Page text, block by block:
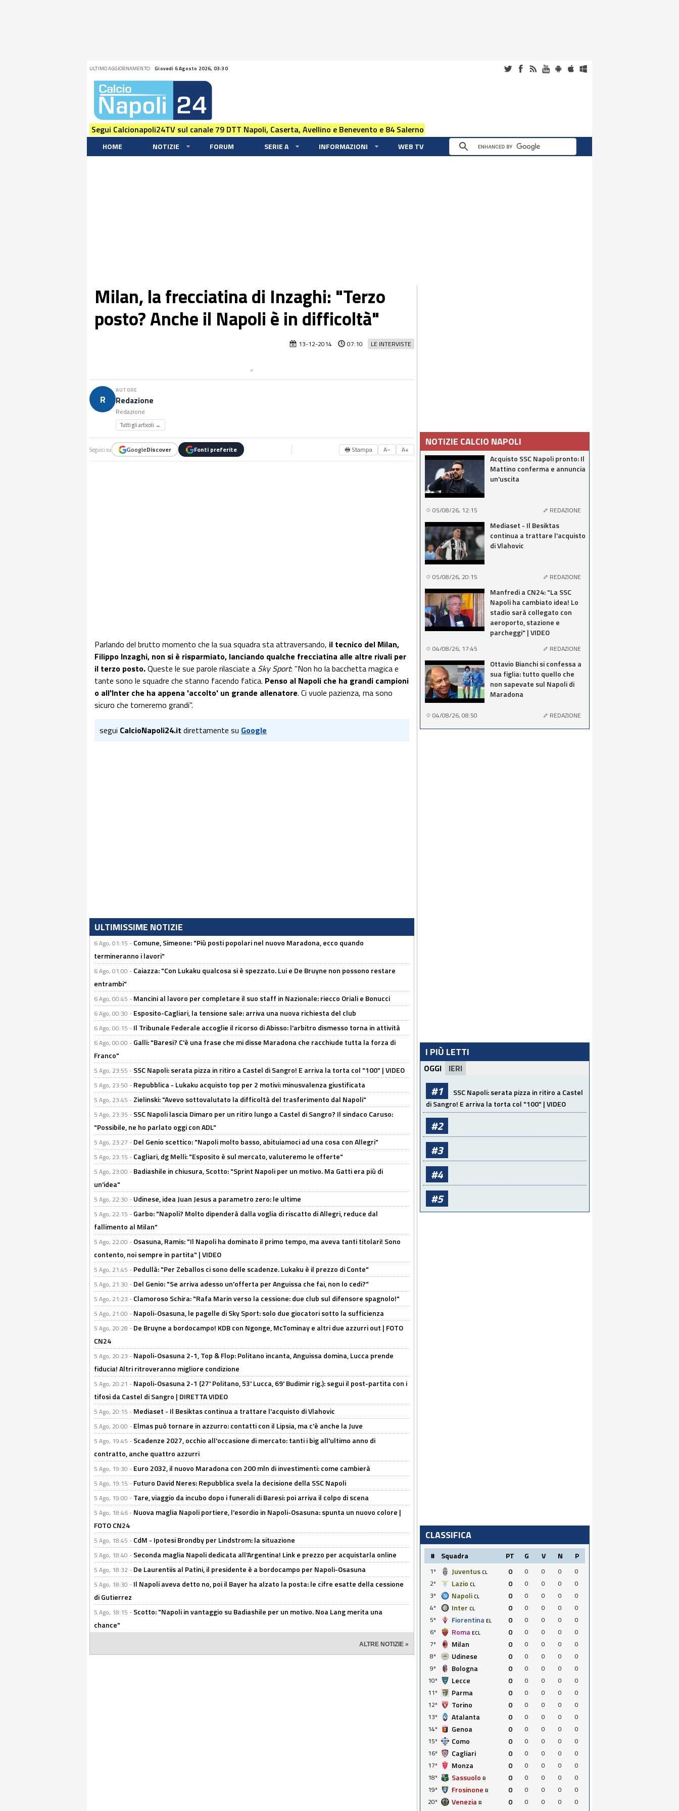
ULTIMO AGGIORNAMENTO: Giovedi 6 Agosto 2026, 03:30
Segui Calcionapoli24TV sul canale 79 DTT Napoli, Caserta, Avellino e Benevento e 84 Salerno
HOME NOTIZIE FORUM SERIE A INFORMAZIONI WEB TV
Milan, la frecciatina di Inzaghi: "Terzo
posto? Anche il Napoli è in difficoltà"
LE INTERVISTE
13-12-2014 07:10
R
AUTORE
Redazione
Redazione
Tutti gli articoli →
Seguici su GoogleDiscover Fonti preferite 🖶 Stampa A− A+
Parlando del brutto momento che la sua squadra sta attraversando, il tecnico del Milan,
Filippo Inzaghi, non si è risparmiato, lanciando qualche frecciatina alle altre rivali per
il terzo posto.Queste le sue parole rilasciate a Sky Sport: "Non ho la bacchetta magica e
tante sono le squadre che stanno facendo fatica. Penso al Napoli che ha grandi campioni
o all'Inter che ha appena 'accolto' un grande allenatore. Ci vuole pazienza, ma sono
sicuro che torneremo grandi".
segui CalcioNapoli24.it direttamente su Google
ULTIMISSIME NOTIZIE
6 Ago, 01:15 - Comune, Simeone: "Più posti popolari nel nuovo Maradona, ecco quando
termineranno i lavori"
6 Ago, 01:00 - Caiazza: "Con Lukaku qualcosa si è spezzato. Lui e De Bruyne non possono restare
entrambi"
6 Ago, 00:45 - Mancini al lavoro per completare il suo staff in Nazionale: riecco Oriali e Bonucci
6 Ago, 00:30 - Esposito-Cagliari, la tensione sale: arriva una nuova richiesta del club
6 Ago, 00:15 - Il Tribunale Federale accoglie il ricorso di Abisso: l'arbitro dismesso torna in attività
6 Ago, 00:00 - Galli: "Baresi? C'è una frase che mi disse Maradona che racchiude tutta la forza di
Franco"
5 Ago, 23:55 - SSC Napoli: serata pizza in ritiro a Castel di Sangro! E arriva la torta col "100" | VIDEO
5 Ago, 23:50 - Repubblica - Lukaku acquisto top per 2 motivi: minusvalenza giustificata
5 Ago, 23:45 - Zielinski: "Avevo sottovalutato la difficoltà del trasferimento dal Napoli"
5 Ago, 23:35 - SSC Napoli lascia Dimaro per un ritiro lungo a Castel di Sangro? Il sindaco Caruso:
"Possibile, ne ho parlato oggi con ADL"
5 Ago, 23:27 - Del Genio scettico: "Napoli molto basso, abituiamoci ad una cosa con Allegri"
5 Ago, 23:15 - Cagliari, dg Melli: "Esposito è sul mercato, valuteremo le offerte"
5 Ago, 23:00 - Badiashile in chiusura, Scotto: "Sprint Napoli per un motivo. Ma Gatti era più di
un'idea"
5 Ago, 22:30 - Udinese, idea Juan Jesus a parametro zero: le ultime
5 Ago, 22:15 - Garbo: "Napoli? Molto dipenderà dalla voglia di riscatto di Allegri, reduce dal
fallimento al Milan"
5 Ago, 22:00 - Osasuna, Ramis: "Il Napoli ha dominato il primo tempo, ma aveva tanti titolari! Sono
contento, noi sempre in partita" | VIDEO
5 Ago, 21:45 - Pedullà: "Per Zeballos ci sono delle scadenze. Lukaku è il prezzo di Conte"
5 Ago, 21:30 - Del Genio: "Se arriva adesso un'offerta per Anguissa che fai, non lo cedi?"
5 Ago, 21:23 - Clamoroso Schira: "Rafa Marin verso la cessione: due club sul difensore spagnolo!"
5 Ago, 21:00 - Napoli-Osasuna, le pagelle di Sky Sport: solo due giocatori sotto la sufficienza
5 Ago, 20:28 - De Bruyne a bordocampo! KDB con Ngonge, McTominay e altri due azzurri out | FOTO
CN24
5 Ago, 20:23 - Napoli-Osasuna 2-1, Top & Flop: Politano incanta, Anguissa domina, Lucca prende
fiducia! Altri ritroveranno migliore condizione
5 Ago, 20:21 - Napoli-Osasuna 2-1 (27' Politano, 53' Lucca, 69' Budimir rig.): segui il post-partita con i
tifosi da Castel di Sangro | DIRETTA VIDEO
5 Ago, 20:15 - Mediaset - Il Besiktas continua a trattare l'acquisto di Vlahovic
5 Ago, 20:00 - Elmas può tornare in azzurro: contatti con il Lipsia, ma c'è anche la Juve
5 Ago, 19:45 - Scadenze 2027, occhio all'occasione di mercato: tanti i big all'ultimo anno di
contratto, anche quattro azzurri
5 Ago, 19:30 - Euro 2032, il nuovo Maradona con 200 mln di investimenti: come cambierà
5 Ago, 19:15 - Futuro David Neres: Repubblica svela la decisione della SSC Napoli
5 Ago, 19:00 - Tare, viaggio da incubo dopo i funerali di Baresi: poi arriva il colpo di scena
5 Ago, 18:46 - Nuova maglia Napoli portiere, l'esordio in Napoli-Osasuna: spunta un nuovo colore |
FOTO CN24
5 Ago, 18:45 - CdM - Ipotesi Brondby per Lindstrom: la situazione
5 Ago, 18:40 - Seconda maglia Napoli dedicata all'Argentina! Link e prezzo per acquistarla online
5 Ago, 18:32 - De Laurentiis al Patini, il presidente è a bordocampo per Napoli-Osasuna
5 Ago, 18:30 - Il Napoli aveva detto no, poi il Bayer ha alzato la posta: le cifre esatte della cessione
di Gutierrez
5 Ago, 18:15 - Scotto: "Napoli in vantaggio su Badiashile per un motivo. Noa Lang merita una
chance"
ALTRE NOTIZIE »
NOTIZIE CALCIO NAPOLI
Acquisto SSC Napoli pronto: Il
Mattino conferma e annuncia
un'uscita
05/08/26, 12:15 REDAZIONE
Mediaset - Il Besiktas
continua a trattare l'acquisto
di Vlahovic
05/08/26, 20:15 REDAZIONE
Manfredi a CN24: "La SSC
Napoli ha cambiato idea! Lo
stadio sarà collegato con
aeroporto, stazione e
parcheggi" | VIDEO
04/08/26, 17:45 REDAZIONE
Ottavio Bianchi si confessa a
sua figlia: tutto quello che
non sapevate sul Napoli di
Maradona
04/08/26, 08:50 REDAZIONE
I PIÙ LETTI
OGGI IERI
#1
SSC Napoli: serata pizza in ritiro a Castel
di Sangro! E arriva la torta col "100" | VIDEO
#2
#3
#4
#5
CLASSIFICA
# Squadra PT G V N P
1º Juventus CL 0 0 0 0
0
2º
Lazio CL 0 0 0 0
0
3º
Napoli CL 0 0 0 0
0
4º
Inter CL 0 0 0 0
0
5º
Fiorentina EL 0 0 0 0
0
6º
Roma ECL 0 0 0 0
0
7º
Milan 0 0 0 0
0
8º
Udinese 0 0 0 0
0
9º
Bologna 0 0 0 0
0
10º
Lecce 0 0 0 0
0
11º
Parma 0 0 0 0
0
12º
Torino 0 0 0 0
0
13º
Atalanta 0 0 0 0
0
14º
Genoa 0 0 0 0
0
15º
Como 0 0 0 0
0
16º
Cagliari 0 0 0 0
0
17º
Monza 0 0 0 0
0
18º
Sassuolo R 0 0 0 0
0
19º
Frosinone R 0 0 0 0
0
20º
Venezia R 0 0 0 0 0